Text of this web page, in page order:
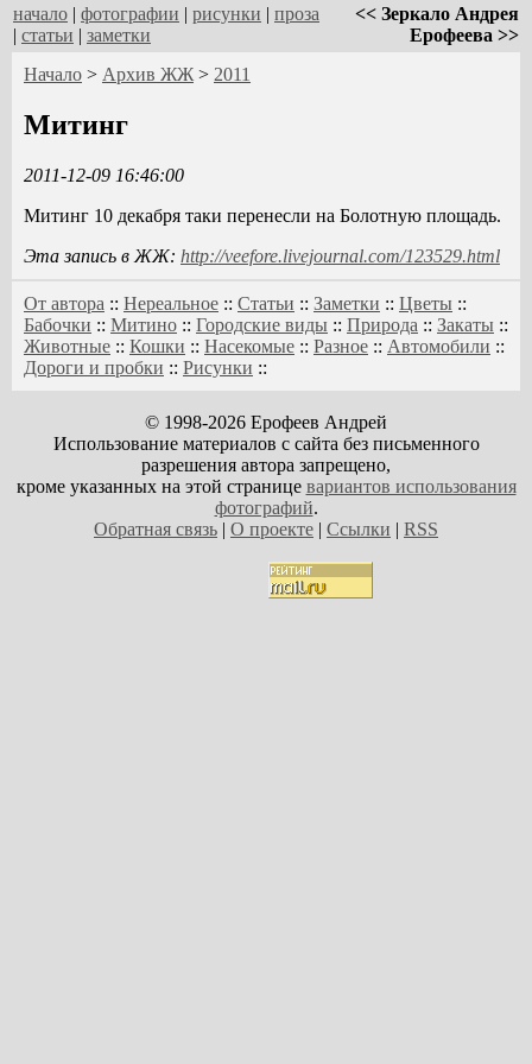
начало | фотографии | рисунки | проза
| статьи | заметки
<< Зеркало Андрея
Ерофеева >>
Начало > Архив ЖЖ > 2011
Митинг
2011-12-09 16:46:00
Митинг 10 декабря таки перенесли на Болотную площадь.
Эта запись в ЖЖ: http://veefore.livejournal.com/123529.html
От автора :: Нереальное :: Статьи :: Заметки :: Цветы ::
Бабочки :: Митино :: Городские виды :: Природа :: Закаты ::
Животные :: Кошки :: Насекомые :: Разное :: Автомобили ::
Дороги и пробки :: Рисунки ::
© 1998-2026 Ерофеев Андрей
Использование материалов с сайта без письменного
разрешения автора запрещено,
кроме указанных на этой странице вариантов использования
фотографий.
Обратная связь | О проекте | Ссылки | RSS